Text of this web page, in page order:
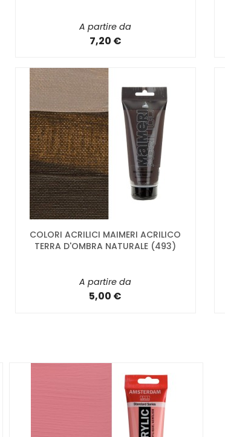
A partire da
7,20 €
COLORI ACRILICI MAIMERI ACRILICO
TERRA D'OMBRA NATURALE (493)
A partire da
5,00 €